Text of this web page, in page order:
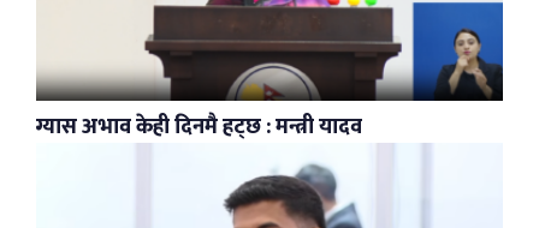
ग्यास अभाव केही दिनमै हट्छ : मन्त्री यादव